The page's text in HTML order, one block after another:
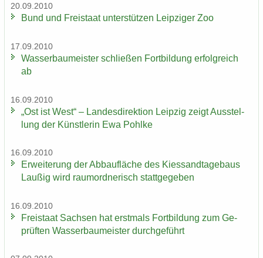
20.09.2010
Bund und Frei­staat un­ter­stüt­zen Leip­zi­ger Zoo
17.09.2010
Was­ser­bau­meis­ter schlie­ßen Fort­bil­dung er­folg­reich
ab
16.09.2010
„Ost ist West“ – Lan­des­di­rek­ti­on Leip­zig zeigt Aus­stel­
lung der Künst­le­rin Ewa Pohl­ke
16.09.2010
Er­wei­te­rung der Ab­bau­flä­che des Kies­sand­ta­ge­baus
Lau­ßig wird raum­ord­ne­risch statt­ge­ge­ben
16.09.2010
Frei­staat Sach­sen hat erst­mals Fort­bil­dung zum Ge­
prüf­ten Was­ser­bau­meis­ter durch­ge­führt